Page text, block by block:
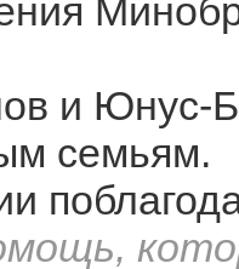
и Юнус-
семьям.